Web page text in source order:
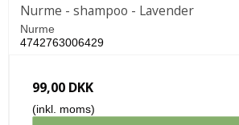
Nurme - shampoo - Lavender
Nurme
4742763006429
99,00 DKK
(inkl. moms)